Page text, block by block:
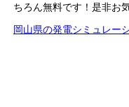
ちろん無料です！是非お
岡山県の発電シミュレー